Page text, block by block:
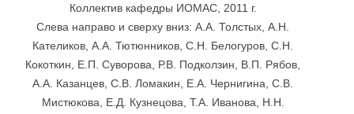
Коллектив кафедры ИОМАС, 2011 г.
Слева направо и сверху вниз: А.А. Толстых, А.Н.
Кателиков, А.А. Тютюнников, С.Н. Белогуров, С.Н.
Кокоткин, Е.П. Суворова, Р.В. Подколзин, В.П. Рябов,
А.А. Казанцев, С.В. Ломакин, Е.А. Чернигина, С.В.
Мистюкова, Е.Д. Кузнецова, Т.А. Иванова, Н.Н.